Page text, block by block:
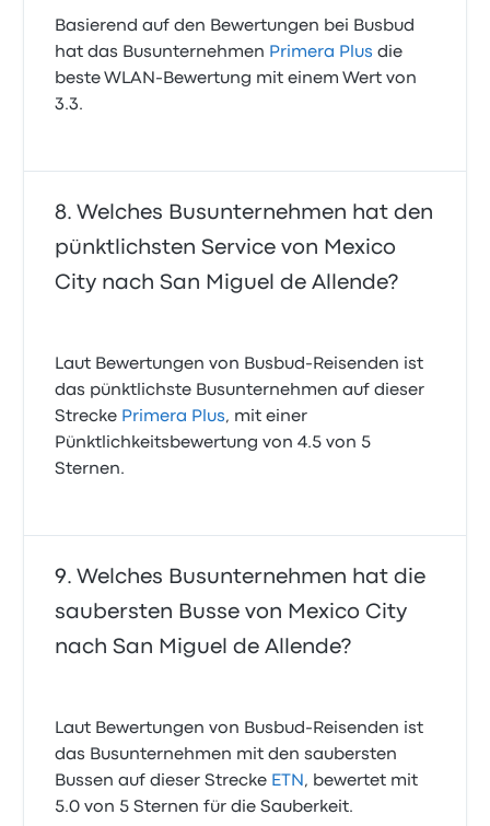
Basierend auf den Bewertungen bei Busbud
hat das Busunternehmen Primera Plus die
beste WLAN-Bewertung mit einem Wert von
3.3.
Welches Busunternehmen hat den
pünktlichsten Service von Mexico
City nach San Miguel de Allende?
Laut Bewertungen von Busbud-Reisenden ist
das pünktlichste Busunternehmen auf dieser
Strecke Primera Plus, mit einer
Pünktlichkeitsbewertung von 4.5 von 5
Sternen.
Welches Busunternehmen hat die
saubersten Busse von Mexico City
nach San Miguel de Allende?
Laut Bewertungen von Busbud-Reisenden ist
das Busunternehmen mit den saubersten
Bussen auf dieser Strecke ETN , bewertet mit
5.0 von 5 Sternen für die Sauberkeit.